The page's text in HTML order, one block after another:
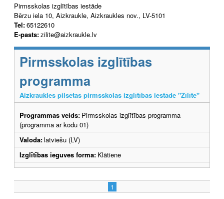
Pirmsskolas izglītības iestāde
Bērzu iela 10, Aizkraukle, Aizkraukles nov., LV-5101
Tel:65122610
E-pasts:zilite@aizkraukle.lv
Pirmsskolas izglītības
programma
Aizkraukles pilsētas pirmsskolas izglītības iestāde "Zīlīte"
Programmas veids: Pirmsskolas izglītības programma
(programma ar kodu 01)
Valoda:latviešu (LV)
Izglītības ieguves forma: Klātiene
1